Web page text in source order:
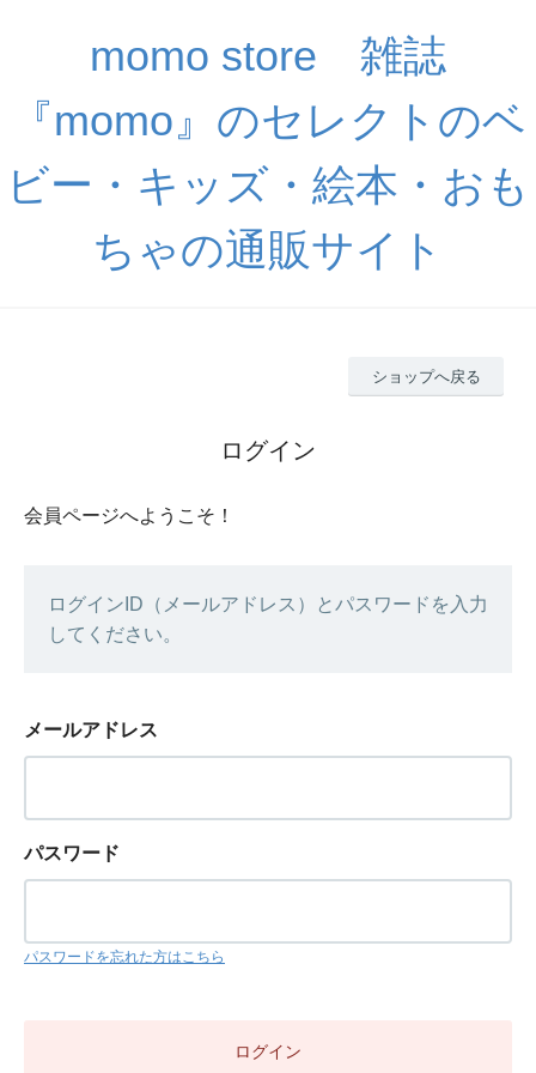
momo store 雑誌
『momo』のセレクトのベ
ビー・キッズ・絵本・おも
ちゃの通販サイト
ショップへ戻る
ログイン
会員ページへようこそ！
ログインID（メールアドレス）とパスワードを入力
してください。
メールアドレス
パスワード
パスワードを忘れた方はこちら